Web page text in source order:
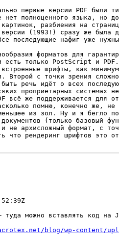
первые версии PDF были
полноценного языка, но
разбиения на
(1993!) сразу же была
последующие нафиг уже
форматов для
есть только PostScript и
шрифты, как
Второй с точки зрения
речь идёт о всех
проприетарных системах
всё же поддерживается для
помню, конечно же,
из зол. Ну и я бегло
документов (только базовый
не архисложный формат, с
что рендеринг шрифтов это
туда можно вставлять код на
blog/wp-content/